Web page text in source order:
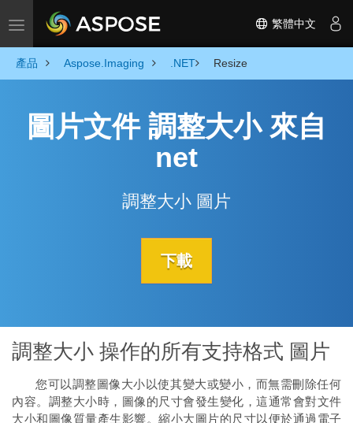
Toggle navigation 繁體中文
產品 Aspose.Imaging .NET Resize
圖片文件 調整大小 來自
net
調整大小 圖片
下載
調整大小 操作的所有支持格式 圖片
您可以調整圖像大小以使其變大或變小，而無需刪除任何
內容。調整大小時，圖像的尺寸會發生變化，這通常會對文件
大小和圖像質量產生影響。縮小大圖片的尺寸以便於通過電子